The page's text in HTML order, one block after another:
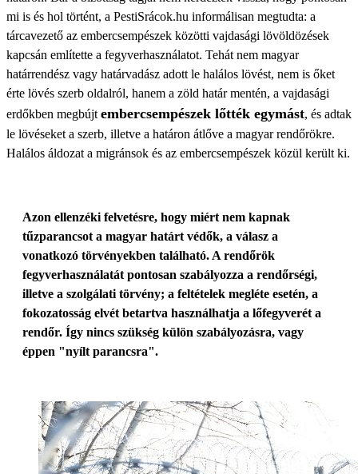
mi is és hol történt, a PestiSrácok.hu informálisan megtudta: a
tárcavezető az embercsempészek közötti vajdasági lövöldözések
kapcsán említette a fegyverhasználatot. Tehát nem magyar
határrendész vagy határvadász adott le halálos lövést, nem is őket
érte lövés szerb oldalról, hanem a zöld határ mentén, a vajdasági
erdőkben megbújt embercsempészek lőtték egymást, és adtak
le lövéseket a szerb, illetve a határon átlőve a magyar rendőrökre.
Halálos áldozat a migránsok és az embercsempészek közül került ki.
Azon ellenzéki felvetésre, hogy miért nem kapnak
tűzparancsot a magyar határt védők, a válasz a
vonatkozó törvényekben található. A rendőrök
fegyverhasználatát pontosan szabályozza a rendőrségi,
illetve a szolgálati törvény; a feltételek megléte esetén, a
fokozatosság elvét betartva használhatja a lőfegyverét a
rendőr. Így nincs szükség külön szabályozásra, vagy
éppen "nyílt parancsra".